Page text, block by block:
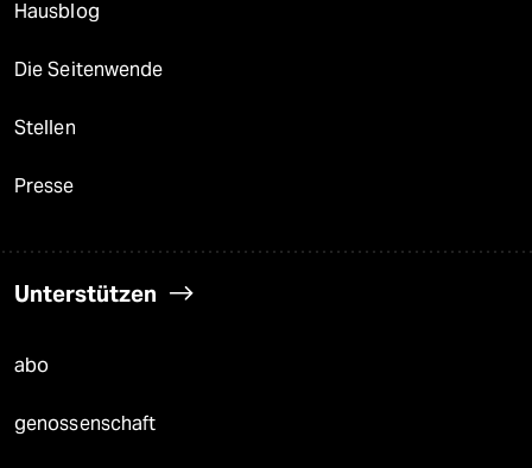
Hausblog
Die Seitenwende
Stellen
Presse
Unterstützen
abo
genossenschaft